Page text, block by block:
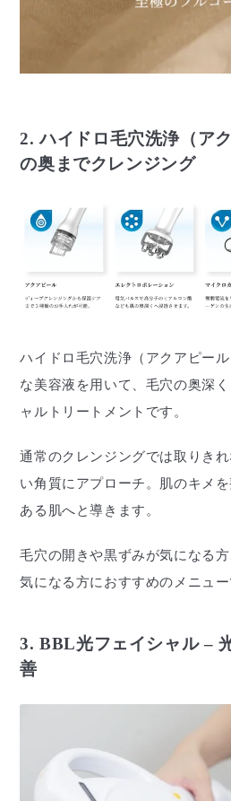
2. ハイドロ毛穴洗浄（ア
の奥までクレンジング
ハイドロ毛穴洗浄（アクアピー
な美容液を用いて、毛穴の奥深
ャルトリートメントです。
通常のクレンジングでは取りき
い角質にアプローチ。肌のキメ
ある肌へと導きます。
毛穴の開きや黒ずみが気になる
気になる方におすすめのメニュー
3. BBL光フェイシャル –
善